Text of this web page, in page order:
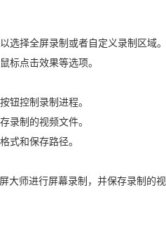
选择全屏录制或者自定义录制区域。
标点击效果等选项。
钮控制录制进程。
录制的视频文件。
式和保存路径。
大师进行屏幕录制，并保存录制的